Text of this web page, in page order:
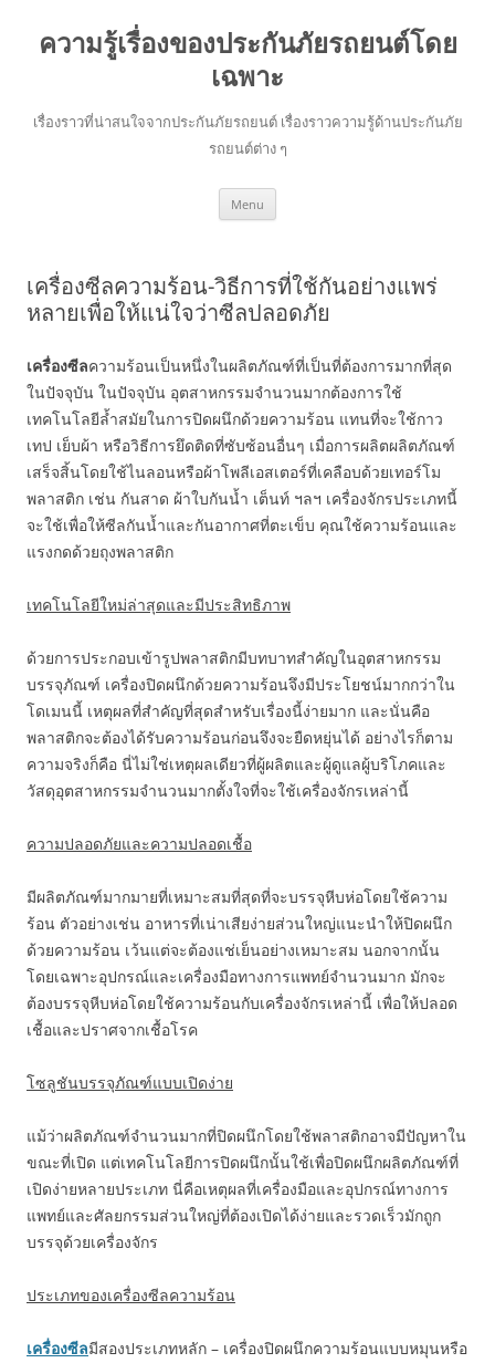
ความรู้เรื่องของประกันภัยรถยนต์โดย
เฉพาะ
เรื่องราวที่น่าสนใจจากประกันภัยรถยนต์ เรื่องราวความรู้ด้านประกันภัย
รถยนต์ต่าง ๆ
Menu
เครื่องซีลความร้อน-วิธีการที่ใช้กันอย่างแพร่
หลายเพื่อให้แน่ใจว่าซีลปลอดภัย
เครื่องซีลความร้อนเป็นหนึ่งในผลิตภัณฑ์ที่เป็นที่ต้องการมากที่สุด
ในปัจจุบัน ในปัจจุบัน อุตสาหกรรมจำนวนมากต้องการใช้
เทคโนโลยีล้ำสมัยในการปิดผนึกด้วยความร้อน แทนที่จะใช้กาว
เทป เย็บผ้า หรือวิธีการยึดติดที่ซับซ้อนอื่นๆ เมื่อการผลิตผลิตภัณฑ์
เสร็จสิ้นโดยใช้ไนลอนหรือผ้าโพลีเอสเตอร์ที่เคลือบด้วยเทอร์โม
พลาสติก เช่น กันสาด ผ้าใบกันน้ำ เต็นท์ ฯลฯ เครื่องจักรประเภทนี้
จะใช้เพื่อให้ซีลกันน้ำและกันอากาศที่ตะเข็บ คุณใช้ความร้อนและ
แรงกดด้วยถุงพลาสติก
เทคโนโลยีใหม่ล่าสุดและมีประสิทธิภาพ
ด้วยการประกอบเข้ารูปพลาสติกมีบทบาทสำคัญในอุตสาหกรรม
บรรจุภัณฑ์ เครื่องปิดผนึกด้วยความร้อนจึงมีประโยชน์มากกว่าใน
โดเมนนี้ เหตุผลที่สำคัญที่สุดสำหรับเรื่องนี้ง่ายมาก และนั่นคือ
พลาสติกจะต้องได้รับความร้อนก่อนจึงจะยืดหยุ่นได้ อย่างไรก็ตาม
ความจริงก็คือ นี่ไม่ใช่เหตุผลเดียวที่ผู้ผลิตและผู้ดูแลผู้บริโภคและ
วัสดุอุตสาหกรรมจำนวนมากตั้งใจที่จะใช้เครื่องจักรเหล่านี้
ความปลอดภัยและความปลอดเชื้อ
มีผลิตภัณฑ์มากมายที่เหมาะสมที่สุดที่จะบรรจุหีบห่อโดยใช้ความ
ร้อน ตัวอย่างเช่น อาหารที่เน่าเสียง่ายส่วนใหญ่แนะนำให้ปิดผนึก
ด้วยความร้อน เว้นแต่จะต้องแช่เย็นอย่างเหมาะสม นอกจากนั้น
โดยเฉพาะอุปกรณ์และเครื่องมือทางการแพทย์จำนวนมาก มักจะ
ต้องบรรจุหีบห่อโดยใช้ความร้อนกับเครื่องจักรเหล่านี้ เพื่อให้ปลอด
เชื้อและปราศจากเชื้อโรค
โซลูชันบรรจุภัณฑ์แบบเปิดง่าย
แม้ว่าผลิตภัณฑ์จำนวนมากที่ปิดผนึกโดยใช้พลาสติกอาจมีปัญหาใน
ขณะที่เปิด แต่เทคโนโลยีการปิดผนึกนั้นใช้เพื่อปิดผนึกผลิตภัณฑ์ที่
เปิดง่ายหลายประเภท นี่คือเหตุผลที่เครื่องมือและอุปกรณ์ทางการ
แพทย์และศัลยกรรมส่วนใหญ่ที่ต้องเปิดได้ง่ายและรวดเร็วมักถูก
บรรจุด้วยเครื่องจักร
ประเภทของเครื่องซีลความร้อน
เครื่องซีลมีสองประเภทหลัก – เครื่องปิดผนึกความร้อนแบบหมุนหรือ